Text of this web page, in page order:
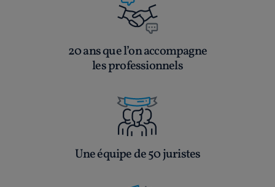
20 ans que l’on accompagne
les professionnels
Une équipe de 50 juristes